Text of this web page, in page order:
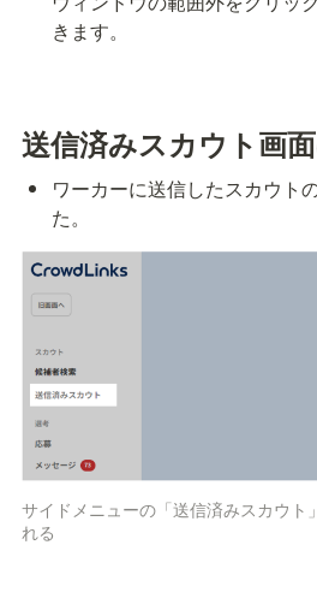
きます。
送信済みスカウト画
ワーカーに送信したスカウト
た。
サイドメニューの「送信済みスカウト
れる